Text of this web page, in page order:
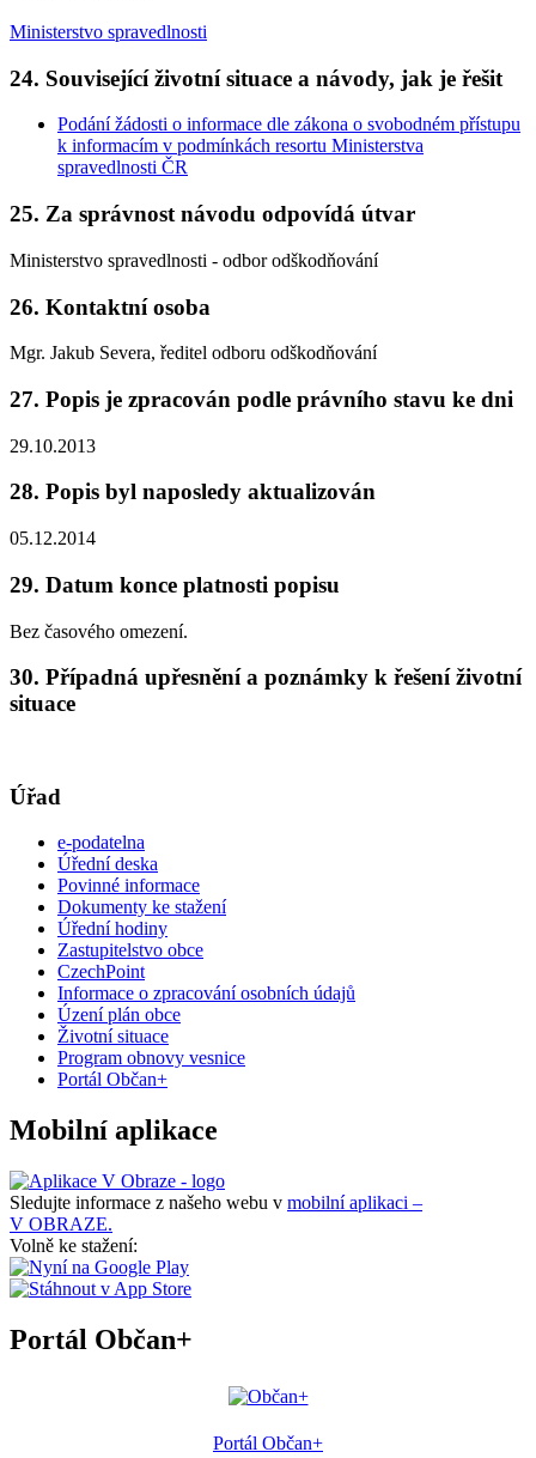
Ministerstvo spravedlnosti
24. Související životní situace a návody, jak je řešit
Podání žádosti o informace dle zákona o svobodném přístupu
k informacím v podmínkách resortu Ministerstva
spravedlnosti ČR
25. Za správnost návodu odpovídá útvar
Ministerstvo spravedlnosti - odbor odškodňování
26. Kontaktní osoba
Mgr. Jakub Severa, ředitel odboru odškodňování
27. Popis je zpracován podle právního stavu ke dni
29.10.2013
28. Popis byl naposledy aktualizován
05.12.2014
29. Datum konce platnosti popisu
Bez časového omezení.
30. Případná upřesnění a poznámky k řešení životní
situace
Úřad
e-podatelna
Úřední deska
Povinné informace
Dokumenty ke stažení
Úřední hodiny
Zastupitelstvo obce
CzechPoint
Informace o zpracování osobních údajů
Úzení plán obce
Životní situace
Program obnovy vesnice
Portál Občan+
Mobilní aplikace
Sledujte informace z našeho webu v mobilní aplikaci –
V OBRAZE.
Volně ke stažení:
Portál Občan+
Portál Občan+